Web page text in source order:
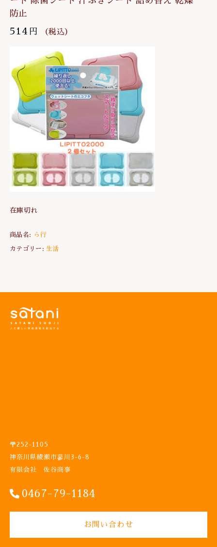
防止
514 円 （税込）
在庫切れ
商品名: ら行
カテゴリー: 生活
〒252-1105
神奈川県綾瀬市蓼川3-6-8
有限会社 佐谷商事
0467-79-1184
お問い合わせ